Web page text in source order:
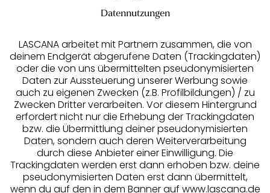
Services
Beratung
Über uns
Datennutzungen
LASCANA arbeitet mit Partnern zusammen, die von
deinem Endgerät abgerufene Daten (Trackingdaten)
oder die von uns übermittelten pseudonymisierten
Daten zur Aussteuerung unserer Werbung sowie
auch zu eigenen Zwecken (z.B. Profilbildungen) / zu
Zwecken Dritter verarbeiten. Vor diesem Hintergrund
erfordert nicht nur die Erhebung der Trackingdaten
bzw. die Übermittlung deiner pseudonymisierten
Daten, sondern auch deren Weiterverarbeitung
durch diese Anbieter einer Einwilligung. Die
Trackingdaten werden erst dann erhoben bzw. deine
pseudonymisierten Daten erst dann übermittelt,
wenn du auf den in dem Banner auf www.lascana.de